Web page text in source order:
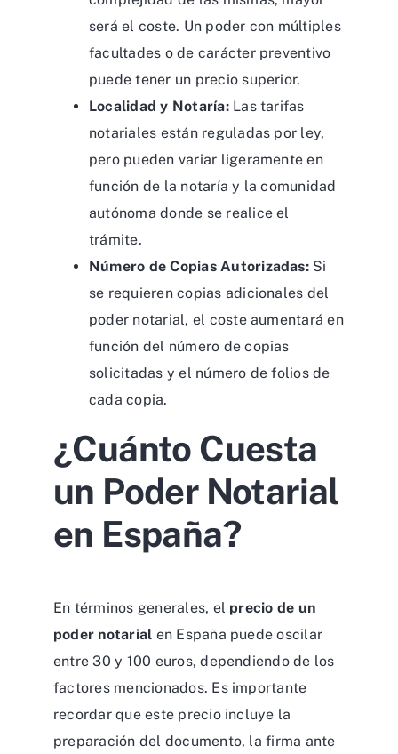
será el coste. Un poder con múltiples
facultades o de carácter preventivo
puede tener un precio superior.
Localidad y Notaría:Las tarifas
notariales están reguladas por ley,
pero pueden variar ligeramente en
función de la notaría y la comunidad
autónoma donde se realice el
trámite.
Número de Copias Autorizadas:Si
se requieren copias adicionales del
poder notarial, el coste aumentará en
función del número de copias
solicitadas y el número de folios de
cada copia.
¿Cuánto Cuesta
un Poder Notarial
en España?
En términos generales, el precio de un
poder notarial en España puede oscilar
entre 30 y 100 euros, dependiendo de los
factores mencionados. Es importante
recordar que este precio incluye la
preparación del documento, la firma ante